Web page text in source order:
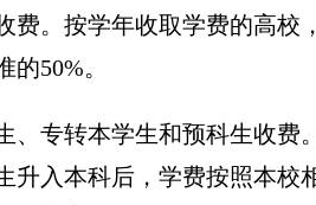
费。按学年收取学费的高
50%。
、专转本学生和预科生收
升入本科后，学费按照本校